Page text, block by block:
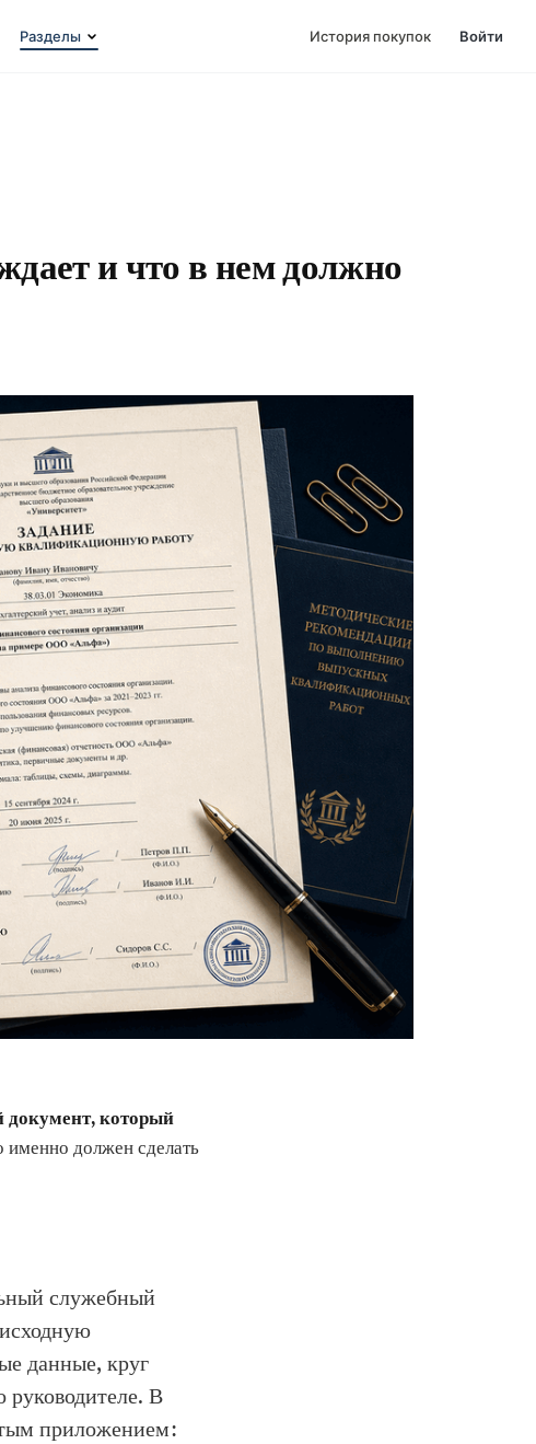
Разделы История покупок Войти
и что в нем должно
документ, который
должен сделать
служебный
данные, круг
руководителе. В
приложением: